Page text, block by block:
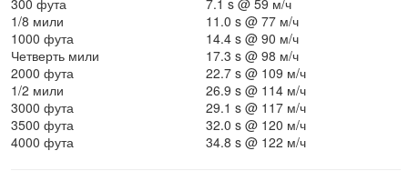
300 фута
7.1 s @ 59 м/ч
1/8 мили
11.0 s @ 77 м/ч
1000 фута
14.4 s @ 90 м/ч
Четверть мили
17.3 s @ 98 м/ч
2000 фута
22.7 s @ 109 м/ч
1/2 мили
26.9 s @ 114 м/ч
3000 фута
29.1 s @ 117 м/ч
3500 фута
32.0 s @ 120 м/ч
4000 фута
34.8 s @ 122 м/ч